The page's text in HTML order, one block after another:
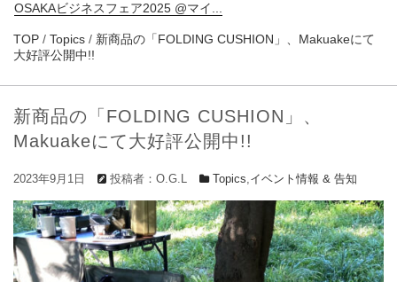
OSAKAビジネスフェア2025 @マイ...
2025.10.20
素材博覧会 -KOBE 2025 秋-...
Topics
2026.2.12
素材博覧会 -YOKOHAMA 2026...
OSAKAビジネスフェア2025 @マイ...
Topics
2025.10.20
素材博覧会 -KOBE 2025 秋-...
Topics
2025.9.29
NHKプラス ドキュメント20min. ...
TOP / Topics/ 新商品の「FOLDING CUSHION」、Makuakeにて
大好評公開中!!
新商品の「FOLDING CUSHION」、
Makuakeにて大好評公開中!!
2023年9月1日 投稿者：O.G.L Topics,イベント情報 & 告知